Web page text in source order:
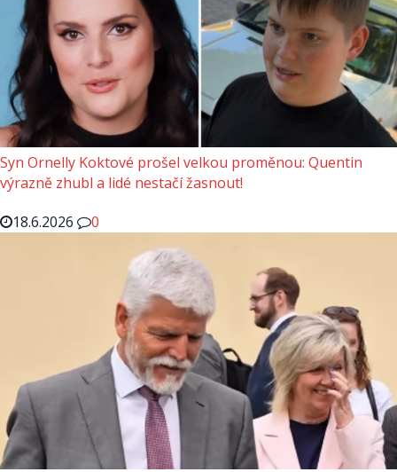
Syn Ornelly Koktové prošel velkou proměnou: Quentin
výrazně zhubl a lidé nestačí žasnout!
18.6.2026
0